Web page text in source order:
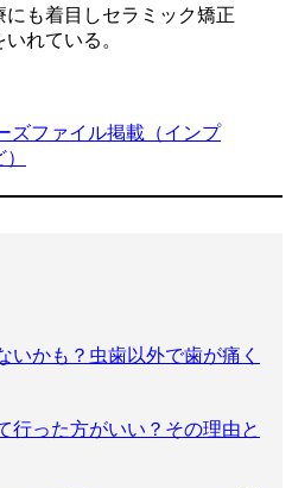
にも着目しセラミック矯正
れている。
ズファイル掲載（インプ
いかも？虫歯以外で歯が痛く
行った方がいい？その理由と